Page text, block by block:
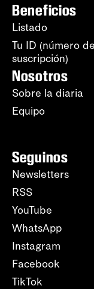
Beneficios
Listado
Tu ID (número de
suscripción)
Nosotros
Sobre la diaria
Equipo
Seguinos
Newsletters
RSS
YouTube
WhatsApp
Instagram
Facebook
TikTok